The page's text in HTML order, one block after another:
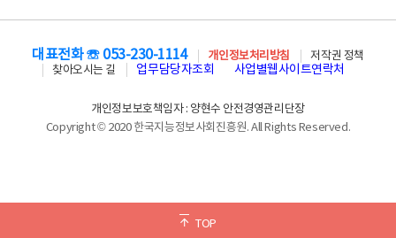
TOP
대표전화 ☏ 053-230-1114 개인정보처리방침
저작권 정책
찾아오시는 길
업무담당자조회 사업별웹사이트연락처
개인정보보호책임자 : 양현수 안전경영관리단장
Copyright © 2020 한국지능정보사회진흥원. All Rights Reserved.